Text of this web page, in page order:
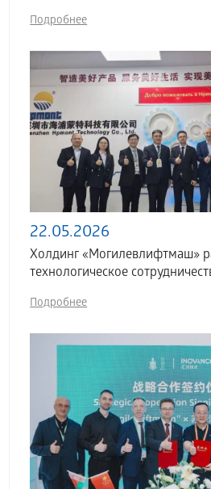
Подробнее
22.05.2026
Холдинг «Могилевлифтмаш»
технологическое
Подробнее